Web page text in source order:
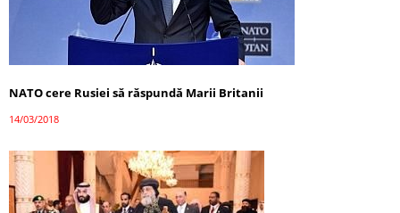
NATO cere Rusiei să răspundă Marii Britanii
14/03/2018